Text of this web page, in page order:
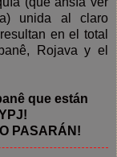
unida al claro
en el total
Rojava y el
que están
PASARÁN!